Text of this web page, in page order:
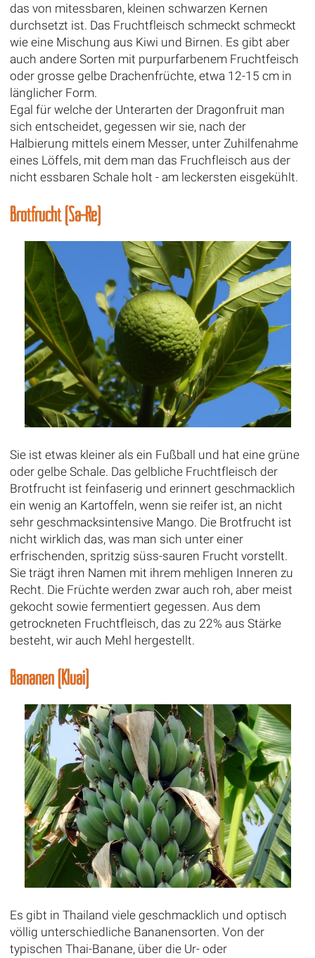
das von mitessbaren, kleinen schwarzen Kernen
durchsetzt ist. Das Fruchtfleisch schmeckt schmeckt
wie eine Mischung aus Kiwi und Birnen. Es gibt aber
auch andere Sorten mit purpurfarbenem Fruchtfeisch
oder grosse gelbe Drachenfrüchte, etwa 12-15 cm in
länglicher Form.
Egal für welche der Unterarten der Dragonfruit man
sich entscheidet, gegessen wir sie, nach der
Halbierung mittels einem Messer, unter Zuhilfenahme
eines Löffels, mit dem man das Fruchfleisch aus der
nicht essbaren Schale holt - am leckersten eisgekühlt.
Brotfrucht (Sa-Re)
Sie ist etwas kleiner als ein Fußball und hat eine grüne
oder gelbe Schale. Das gelbliche Fruchtfleisch der
Brotfrucht ist feinfaserig und erinnert geschmacklich
ein wenig an Kartoffeln, wenn sie reifer ist, an nicht
sehr geschmacksintensive Mango. Die Brotfrucht ist
nicht wirklich das, was man sich unter einer
erfrischenden, spritzig süss-sauren Frucht vorstellt.
Sie trägt ihren Namen mit ihrem mehligen Inneren zu
Recht. Die Früchte werden zwar auch roh, aber meist
gekocht sowie fermentiert gegessen. Aus dem
getrockneten Fruchtfleisch, das zu 22% aus Stärke
besteht, wir auch Mehl hergestellt.
Bananen (Kluai)
Es gibt in Thailand viele geschmacklich und optisch
völlig unterschiedliche Bananensorten. Von der
typischen Thai-Banane, über die Ur- oder